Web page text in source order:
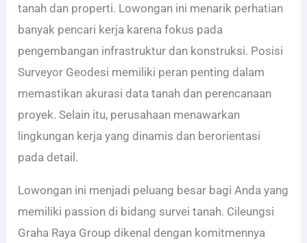
tanah dan properti. Lowongan ini menarik perhatian
banyak pencari kerja karena fokus pada
pengembangan infrastruktur dan konstruksi. Posisi
Surveyor Geodesi memiliki peran penting dalam
memastikan akurasi data tanah dan perencanaan
proyek. Selain itu, perusahaan menawarkan
lingkungan kerja yang dinamis dan berorientasi
pada detail.
Lowongan ini menjadi peluang besar bagi Anda yang
memiliki passion di bidang survei tanah. Cileungsi
Graha Raya Group dikenal dengan komitmennya